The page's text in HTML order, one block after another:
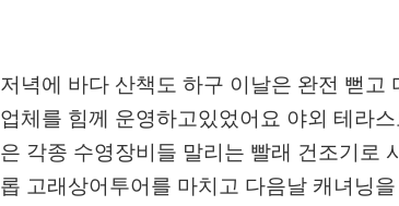
저녁에 바다 산책도 하구 이날은 완전 뻗고
업체를 힘께 운영하고있었어요 야외 테라
은 각종 수영장비들 말리는 빨래 건조기로
롭 고래상어투어를 마치고 다음날 캐녀닝